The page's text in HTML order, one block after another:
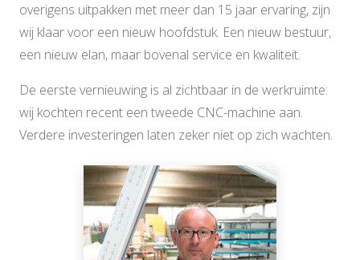
overigens uitpakken met meer dan 15 jaar ervaring, zijn
wij klaar voor een nieuw hoofdstuk. Een nieuw bestuur,
een nieuw elan, maar bovenal service en kwaliteit.
De eerste vernieuwing is al zichtbaar in de werkruimte:
wij kochten recent een tweede CNC-machine aan.
Verdere investeringen laten zeker niet op zich wachten.